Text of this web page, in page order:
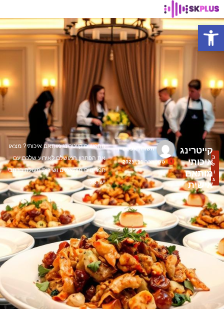
ב
ל
ו
ג
קייטרינג
איכותי
מותאם
אישית
תשורה אפשטיין
ספטמבר 11, 2025
מחפשים קייטרינג מותאם איכותי? מצאו
את הפתרון המושלם לאירוע שלכם עם
תפריטים מותאמים ושירות מעולה ברחבי
ישראל.
פתח סרגל נגישות